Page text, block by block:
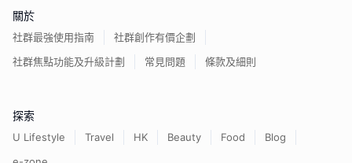
關於
社群最強使用指南
社群創作有價企劃
社群焦點功能及升級計劃
常見問題 條款及細則
探索
U Lifestyle Travel HK Beauty Food
Blog